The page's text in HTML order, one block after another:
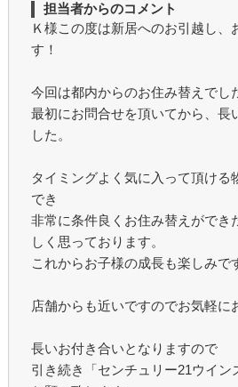
担当者からのコメント
Ｋ様この度は新居へのお引越し、
す！
今回は都内からのお住み替えでし
最初にお問合せを頂いてから、長
した。
タイミングよく気に入って頂ける
でき
非常に条件良くお住み替えができ
しく思っております。
これからお子様の成長も楽しみで
店舗からも近いですのでお気軽に
長いお付き合いとなりますので
引き続き「センチュリー21ウイン